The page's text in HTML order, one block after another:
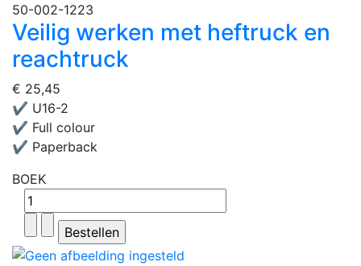
50-002-1223
Veilig werken met heftruck en
reachtruck
€ 25,45
✔ U16-2
✔ Full colour
✔ Paperback
BOEK